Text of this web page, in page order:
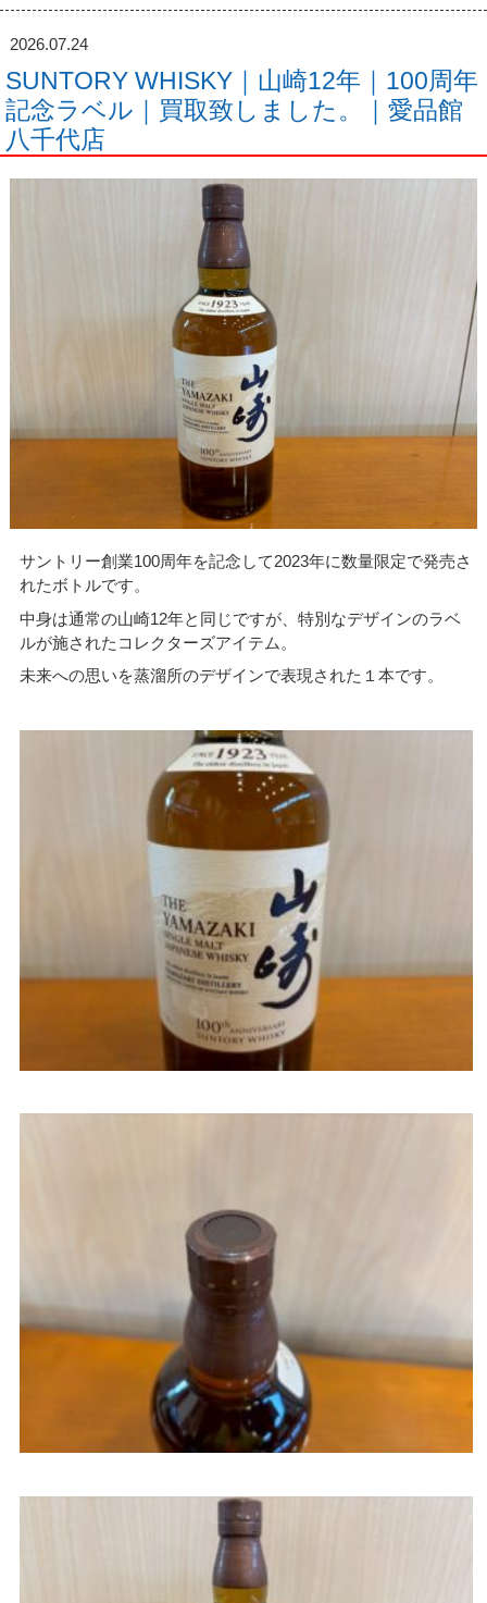
2026.07.24
SUNTORY WHISKY｜山崎12年｜100周年
記念ラベル｜買取致しました。｜愛品館
八千代店
サントリー創業100周年を記念して2023年に数量限定で発売さ
れたボトルです。
中身は通常の山崎12年と同じですが、特別なデザインのラベ
ルが施されたコレクターズアイテム。
未来への思いを蒸溜所のデザインで表現された１本です。